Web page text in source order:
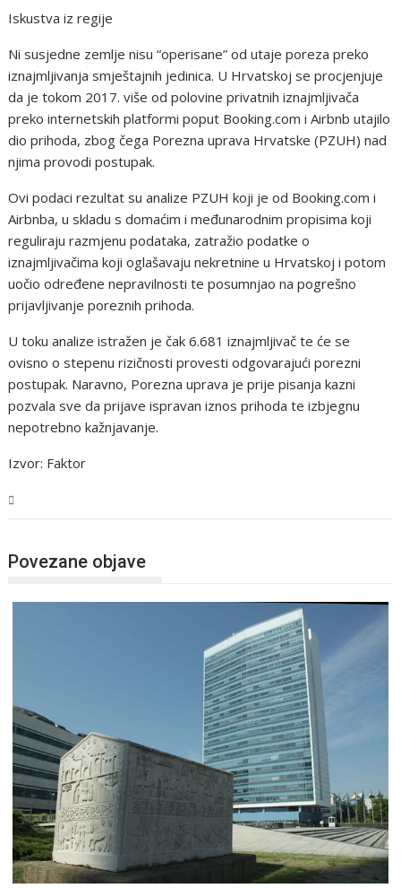
Iskustva iz regije
Ni susjedne zemlje nisu “operisane” od utaje poreza preko
iznajmljivanja smještajnih jedinica. U Hrvatskoj se procjenjuje
da je tokom 2017. više od polovine privatnih iznajmljivača
preko internetskih platformi poput Booking.com i Airbnb utajilo
dio prihoda, zbog čega Porezna uprava Hrvatske (PZUH) nad
njima provodi postupak.
Ovi podaci rezultat su analize PZUH koji je od Booking.com i
Airbnba, u skladu s domaćim i međunarodnim propisima koji
reguliraju razmjenu podataka, zatražio podatke o
iznajmljivačima koji oglašavaju nekretnine u Hrvatskoj i potom
uočio određene nepravilnosti te posumnjao na pogrešno
prijavljivanje poreznih prihoda.
U toku analize istražen je čak 6.681 iznajmljivač te će se
ovisno o stepenu rizičnosti provesti odgovarajući porezni
postupak. Naravno, Porezna uprava je prije pisanja kazni
pozvala sve da prijave ispravan iznos prihoda te izbjegnu
nepotrebno kažnjavanje.
Izvor: Faktor
Povezane objave